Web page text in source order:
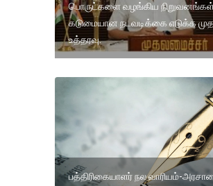
பொருட்களை வழங்கிய நிறுவனங்கள்
கடுமையான நடவடிக்கை எடுக்க
உத்தரவு.
பத்திரிகையாளர் நல வாரியம்-